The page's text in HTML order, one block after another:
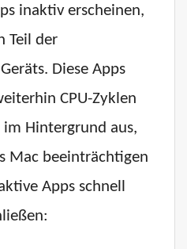
inaktiv erscheinen,
Teil der
Diese Apps
CPU-Zyklen
Hintergrund aus,
Mac beeinträchtigen
Apps schnell